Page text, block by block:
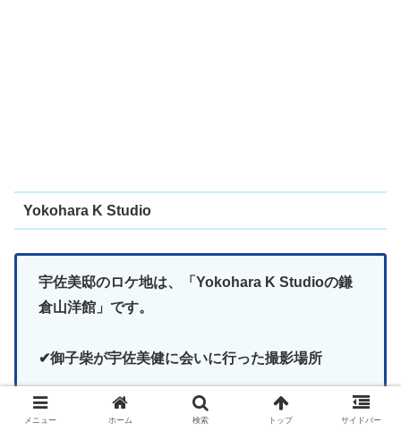
Yokohara K Studio
宇佐美邸のロケ地は、「Yokohara K Studioの鎌
倉山洋館」です。
✔御子柴が宇佐美健に会いに行った撮影場所
✔宇佐美会長が遺言書を書いた撮影場所
メニュー ホーム 検索 トップ サイドバー